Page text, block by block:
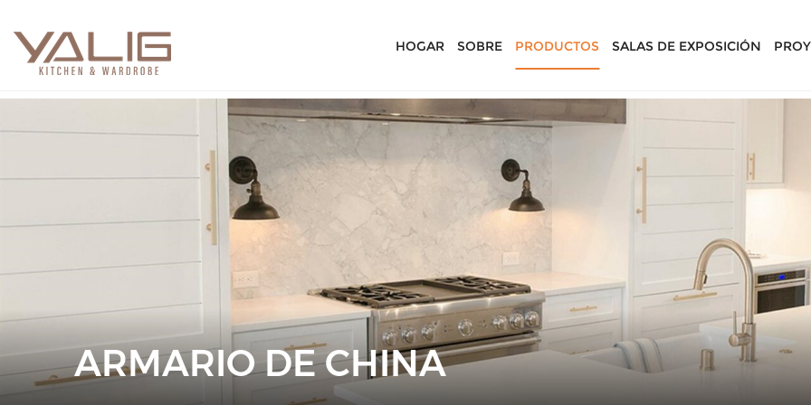
HOGAR SOBRE PRODUCTOS SALAS DE EXPOSICIÓN
ARMARIO DE CHINA